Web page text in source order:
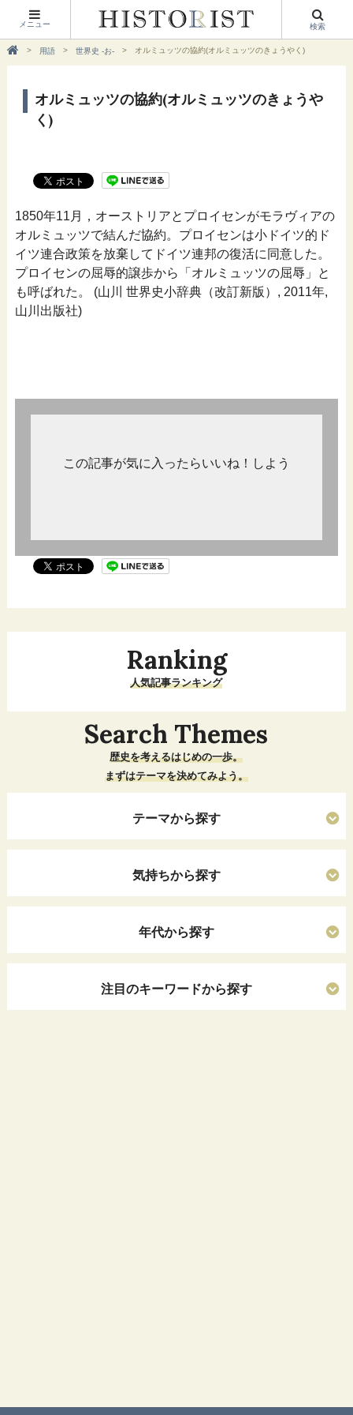
メニュー 検索
用語 世界史 -お- オルミュッツの協約(オルミュッツのきょうやく)
オルミュッツの協約(オルミュッツのきょうや
く)
1850年11月，オーストリアとプロイセンがモラヴィアの
オルミュッツで結んだ協約。プロイセンは小ドイツ的ド
イツ連合政策を放棄してドイツ連邦の復活に同意した。
プロイセンの屈辱的譲歩から「オルミュッツの屈辱」と
も呼ばれた。 (山川 世界史小辞典（改訂新版）, 2011年,
山川出版社)
この記事が気に入ったらいいね！しよう
Ranking
人気記事ランキング
Search Themes
歴史を考えるはじめの一歩。
まずはテーマを決めてみよう。
テーマから探す
気持ちから探す
年代から探す
注目のキーワードから探す